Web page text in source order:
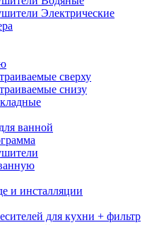
Электрические
сверху
снизу
ванной
и инсталляции
для кухни + фильтр